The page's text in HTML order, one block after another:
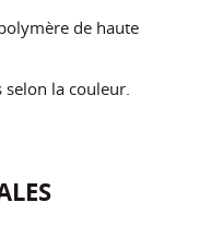
de haute
la couleur.